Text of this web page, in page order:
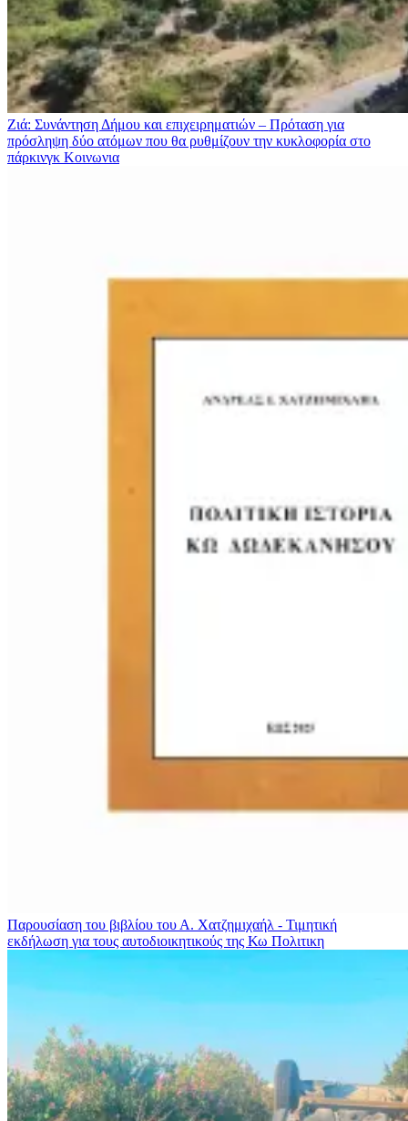
Ζιά: Συνάντηση Δήμου και επιχειρηματιών – Πρόταση για
πρόσληψη δύο ατόμων που θα ρυθμίζουν την κυκλοφορία στο
πάρκινγκ Κοινωνια
Παρουσίαση του βιβλίου του Α. Χατζημιχαήλ - Τιμητική
εκδήλωση για τους αυτοδιοικητικούς της Κω Πολιτικη